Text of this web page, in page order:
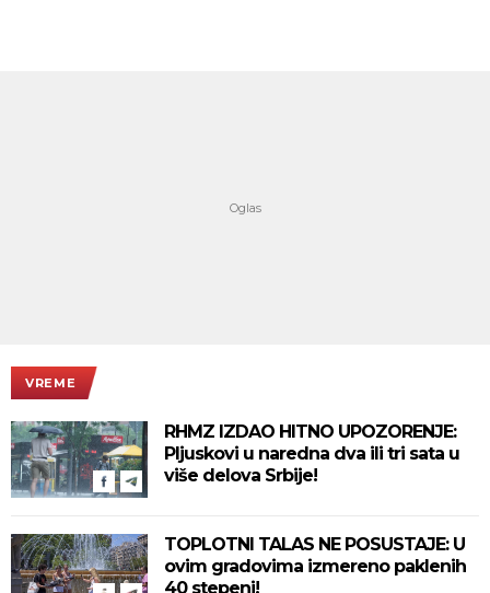
VREME
RHMZ IZDAO HITNO UPOZORENJE:
Pljuskovi u naredna dva ili tri sata u
više delova Srbije!
TOPLOTNI TALAS NE POSUSTAJE: U
ovim gradovima izmereno paklenih
40 stepeni!